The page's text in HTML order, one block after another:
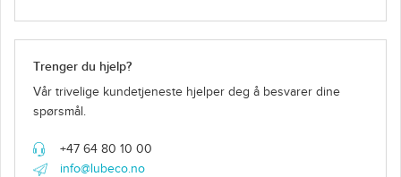
Trenger du hjelp?
Vår trivelige kundetjeneste hjelper deg å besvarer dine
spørsmål.
+47 64 80 10 00
info@lubeco.no